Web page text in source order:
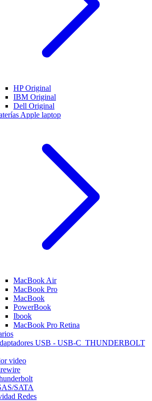
HP Original
IBM Original
Dell Original
Apple laptop
MacBook Air
MacBook Pro
MacBook
PowerBook
Ibook
MacBook Pro Retina
USB - USB-C_THUNDERBOLT
video
SATA
Redes